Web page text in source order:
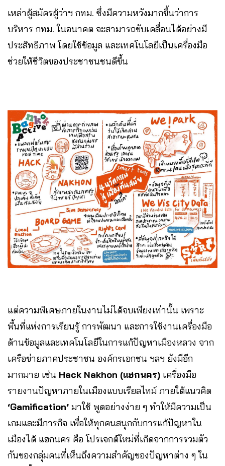
เหล่าผู้สมัครผู้ว่าฯ กทม. ซึ่งมีความหวังมากขึ้นว่าการ
บริหาร กทม. ในอนาคต จะสามารถขับเคลื่อนได้อย่างมี
ประสิทธิภาพ โดยใช้ข้อมูล และเทคโนโลยีเป็นเครื่องมือ
ช่วยให้ชีวิตของประชาชนชนดีขึ้น
แต่ความพิเศษภายในงานไม่ได้จบเพียงเท่านั้น เพราะ
พื้นที่แห่งการเรียนรู้ การพัฒนา และการใช้งานเครื่องมือ
ด้านข้อมูลและเทคโนโลยีในการแก้ปัญหาเมืองหลวง จาก
เครือข่ายภาคประชาชน องค์กรเอกชน ฯลฯ ยังมีอีก
มากมาย เช่น Hack Nakhon (แฮกนคร) เครื่องมือ
รายงานปัญหาภายในเมืองแบบเรียลไทม์ ภายใต้แนวคิด
‘Gamification’ มาใช้ พูดอย่างง่าย ๆ ทำให้มีความเป็น
เกมและมีภารกิจ เพื่อให้ทุกคนสนุกกับการแก้ปัญหาใน
เมืองได้ แฮกนคร คือ โปรเจกต์ใหม่ที่เกิดจากการรวมตัว
กันของกลุ่มคนที่เห็นถึงความสำคัญของปัญหาต่าง ๆ ใน